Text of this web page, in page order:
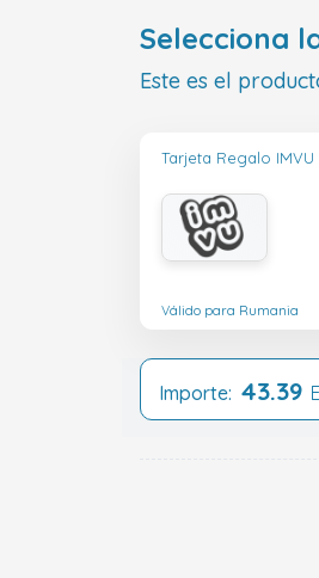
Selecciona
Este es el
Tarjeta Regalo IMVU
Válido para Rumania
Importe: 43.39